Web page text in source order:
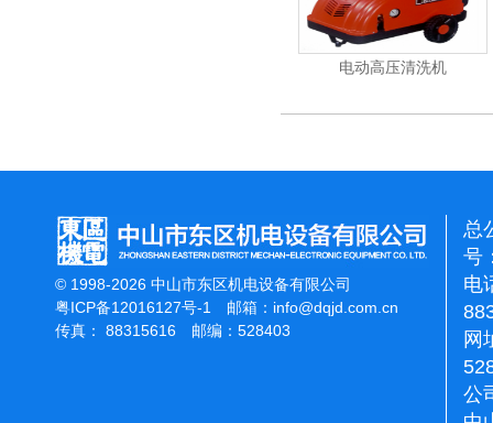
电动高压清洗机
© 1998-2026 中山市东区机电设备有限公司
粤ICP备12016127号-1 邮箱： info@dqjd.com.cn
传真： 88315616 邮编：528403
总
号
电
网
公